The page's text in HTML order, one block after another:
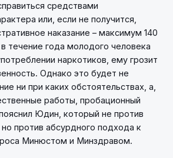
средствами
или, если не получится,
наказание – максимум 140
течение года молодого человека
наркотиков, ему грозит
Однако это будет не
ни при каких обстоятельствах, а,
работы, пробационный
Юдин, который не против
против абсурдного подхода к
Минюстом и Минздравом.